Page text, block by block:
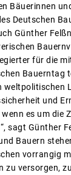
Bäuerinnen
Deutschen
Günther
für die
Bauerntag
weltpolitischen
und
es um die
sagt Günther
Bauern
vorrangig
zu versorgen,